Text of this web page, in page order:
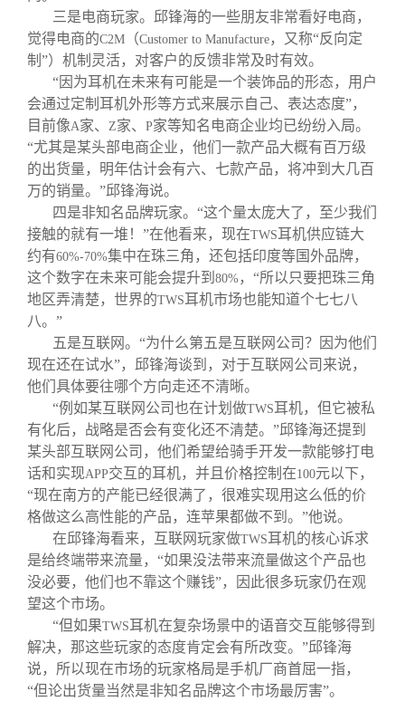
三是电商玩家。邱锋海的一些朋友非常看好电商，
觉得电商的C2M （Customer to Manufacture ，又称“反向定
制”）机制灵活，对客户的反馈非常及时有效。
“因为耳机在未来有可能是一个装饰品的形态，用户
会通过定制耳机外形等方式来展示自己、表达态度”，
目前像A家、 Z家、 P家等知名电商企业均已纷纷入局。
“尤其是某头部电商企业，他们一款产品大概有百万级
的出货量，明年估计会有六、七款产品，将冲到大几百
万的销量。”邱锋海说。
四是非知名品牌玩家。“这个量太庞大了，至少我们
接触的就有一堆！”在他看来，现在TWS耳机供应链大
约有60%-70%集中在珠三角，还包括印度等国外品牌，
这个数字在未来可能会提升到 80% ，“所以只要把珠三角
地区弄清楚，世界的TWS耳机市场也能知道个七七八
八。”
五是互联网。“为什么第五是互联网公司？因为他们
现在还在试水”，邱锋海谈到，对于互联网公司来说，
他们具体要往哪个方向走还不清晰。
“例如某互联网公司也在计划做TWS耳机，但它被私
有化后，战略是否会有变化还不清楚。”邱锋海还提到
某头部互联网公司，他们希望给骑手开发一款能够打电
话和实现APP交互的耳机，并且价格控制在100元以下，
“现在南方的产能已经很满了，很难实现用这么低的价
格做这么高性能的产品，连苹果都做不到。”他说。
在邱锋海看来，互联网玩家做TWS耳机的核心诉求
是给终端带来流量，“如果没法带来流量做这个产品也
没必要，他们也不靠这个赚钱”，因此很多玩家仍在观
望这个市场。
“但如果TWS耳机在复杂场景中的语音交互能够得到
解决，那这些玩家的态度肯定会有所改变。”邱锋海
说，所以现在市场的玩家格局是手机厂商首屈一指，
“但论出货量当然是非知名品牌这个市场最厉害”。